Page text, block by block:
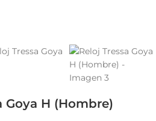
Goya H (Hombre)